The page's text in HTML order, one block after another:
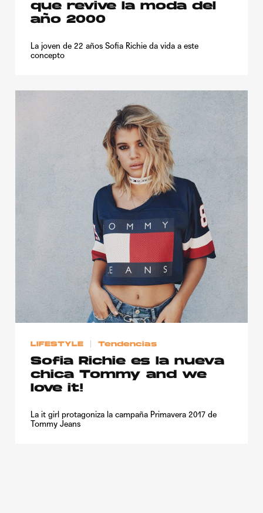
que revive la moda del
año 2000
La joven de 22 años Sofia Richie da vida a este
concepto
LIFESTYLE Tendencias
Sofia Richie es la nueva
chica Tommy and we
love it!
La it girl protagoniza la campaña Primavera 2017 de
Tommy Jeans